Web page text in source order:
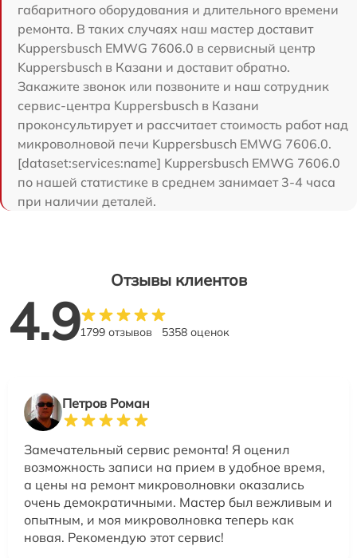
габаритного оборудования и длительного времени
ремонта. В таких случаях наш мастер доставит
Kuppersbusch EMWG 7606.0 в сервисный центр
Kuppersbusch в Казани и доставит обратно.
Закажите звонок или позвоните и наш сотрудник
сервис-центра Kuppersbusch в Казани
проконсультирует и рассчитает стоимость работ над
микроволновой печи Kuppersbusch EMWG 7606.0.
[dataset:services:name] Kuppersbusch EMWG 7606.0
по нашей статистике в среднем занимает 3-4 часа
при наличии деталей.
Отзывы клиентов
4.91799 отзывов 5358 оценок
Петров Роман
Замечательный сервис ремонта! Я оценил
возможность записи на прием в удобное время,
а цены на ремонт микроволновки оказались
очень демократичными. Мастер был вежливым и
опытным, и моя микроволновка теперь как
новая. Рекомендую этот сервис!